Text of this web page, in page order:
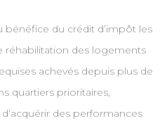
du crédit d’impôt les
réhabilitation des logements
achevés depuis plus de
quartiers prioritaires,
des performances